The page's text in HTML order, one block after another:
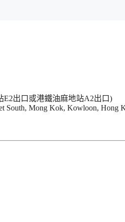
E2出口或港鐵油麻地站A2出口)
South, Mong Kok, Kowloon, Hong